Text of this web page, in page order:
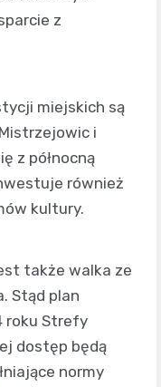
z
miejskich są
i
z północną
również
kultury.
także walka ze
Stąd plan
roku Strefy
dostęp będą
normy